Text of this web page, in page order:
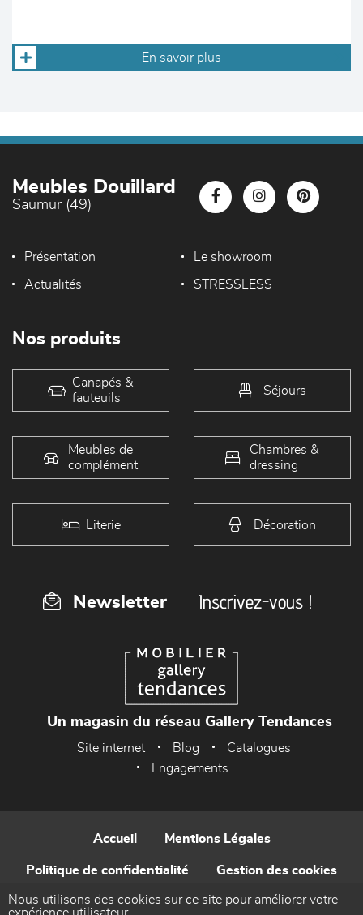
En savoir plus
Meubles Douillard
Saumur (49)
Présentation Le showroom
Actualités STRESSLESS
Nos produits
Canapés &
fauteuils
Séjours
Meubles de
complément
Chambres &
dressing
Literie Décoration
Newsletter Inscrivez-vous !
Un magasin du réseau Gallery Tendances
Site internet Blog
Catalogues
Engagements
Accueil Mentions Légales
Politique de confidentialité Gestion des cookies
Contact
Nous utilisons des cookies sur ce site pour améliorer votre